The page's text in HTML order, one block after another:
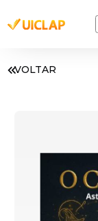
VOLTAR